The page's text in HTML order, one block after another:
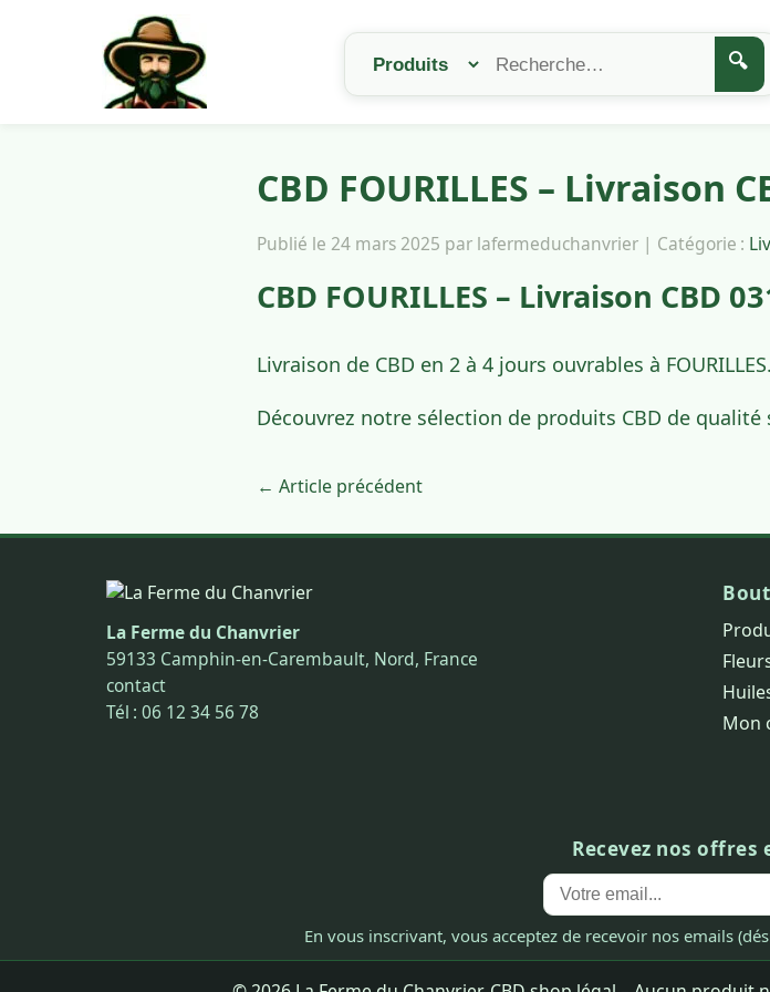
🔍
CBD FOURILLES – Livraison
Publié le 24 mars 2025 par lafermeduchanvrier | Catégorie :
CBD FOURILLES – Livraison CBD
Livraison de CBD en 2 à 4 jours ouvrables à FOURILLES.
Découvrez notre sélection de produits CBD de qualité
← Article précédent
La Ferme du Chanvrier
59133 Camphin-en-Carembault, Nord, France
contact
Tél : 06 12 34 56 78
Mon
Recevez nos offres
En vous inscrivant, vous acceptez de recevoir nos emails